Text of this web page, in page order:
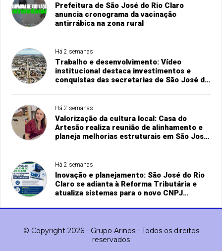
Prefeitura de São José do Rio Claro
anuncia cronograma da vacinação
antirrábica na zona rural
Há 2 semanas
Trabalho e desenvolvimento: Vídeo
institucional destaca investimentos e
conquistas das secretarias de São José do
Há 2 semanas
Valorização da cultura local: Casa do
Artesão realiza reunião de alinhamento e
planeja melhorias estruturais em São José
Há 2 semanas
Inovação e planejamento: São José do Rio
Claro se adianta à Reforma Tributária e
atualiza sistemas para o novo CNPJ
© Copyright 2026 - Grupo Arinos - Todos os direitos
reservados